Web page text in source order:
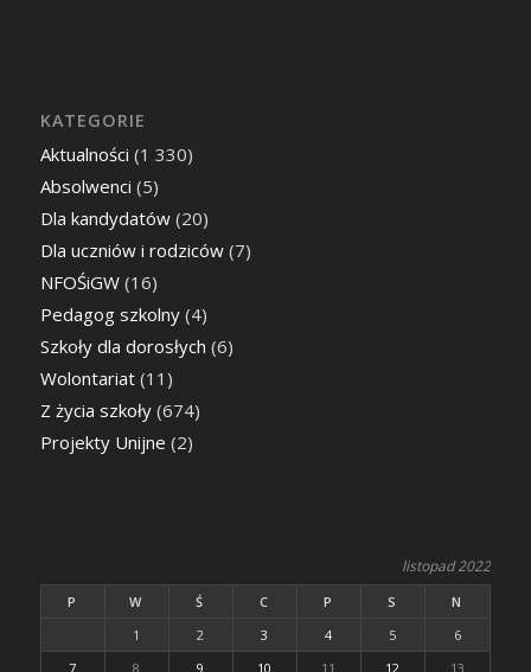
KATEGORIE
Aktualności (1 330)
Absolwenci (5)
Dla kandydatów(20)
Dla uczniów i rodziców(7)
NFOŚiGW(16)
Pedagog szkolny(4)
Szkoły dla dorosłych (6)
Wolontariat(11)
Z życia szkoły(674)
Projekty Unijne (2)
listopad 2022
P W Ś C P S
N
1
2 3 4 5
6
7
8 9 10 11 12 13